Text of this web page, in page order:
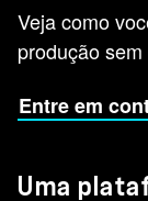
Veja como
produção
Entre em
Uma